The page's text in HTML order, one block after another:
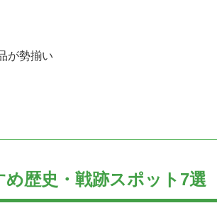
が勢揃い
め歴史・戦跡スポット7選